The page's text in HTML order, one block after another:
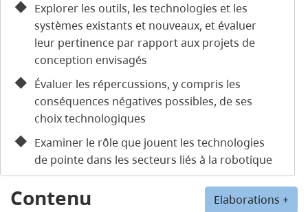
Elaborations +
Contenu
Explorer les outils, les technologies et les
systèmes existants et nouveaux, et évaluer
leur pertinence par rapport aux projets de
conception envisagés
Évaluer les répercussions, y compris les
conséquences négatives possibles, de ses
choix technologiques
Examiner le rôle que jouent les technologies
de pointe dans les secteurs liés à la robotique